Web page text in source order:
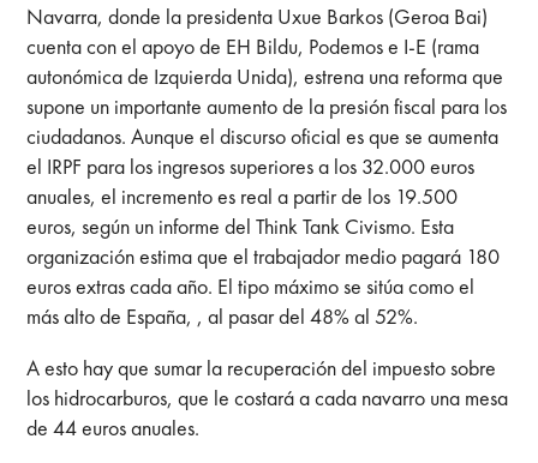
Navarra, donde la presidenta Uxue Barkos (Geroa Bai)
cuenta con el apoyo de EH Bildu, Podemos e I-E (rama
autonómica de Izquierda Unida), estrena una reforma que
supone un importante aumento de la presión fiscal para los
ciudadanos. Aunque el discurso oficial es que se aumenta
el IRPF para los ingresos superiores a los 32.000 euros
anuales, el incremento es real a partir de los 19.500
euros, según un informe del Think Tank Civismo. Esta
organización estima que el trabajador medio pagará 180
euros extras cada año. El tipo máximo se sitúa como el
más alto de España, , al pasar del 48% al 52%.
A esto hay que sumar la recuperación del impuesto sobre
los hidrocarburos, que le costará a cada navarro una mesa
de 44 euros anuales.